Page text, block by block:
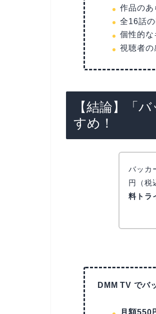
作品のあ
全16話
個性的な
視聴者の
【結論】「
すめ！
バッカ
円（税
料トラ
DMM TV でバ
月額550